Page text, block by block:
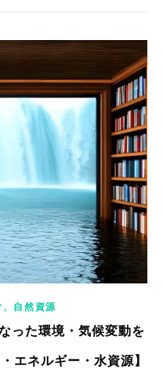
, 自然資源
った環境・気候変動を
エネルギー・水資源】